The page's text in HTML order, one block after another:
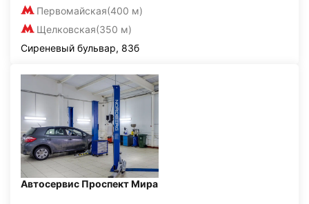
Первомайская(400 м)
Щелковская(350 м)
Сиреневый бульвар, 83б
Автосервис Проспект Мира